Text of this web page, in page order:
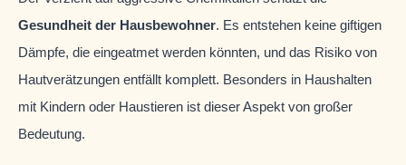
Gesundheit der Hausbewohner. Es entstehen keine giftigen
Dämpfe, die eingeatmet werden könnten, und das Risiko von
Hautverätzungen entfällt komplett. Besonders in Haushalten
mit Kindern oder Haustieren ist dieser Aspekt von großer
Bedeutung.